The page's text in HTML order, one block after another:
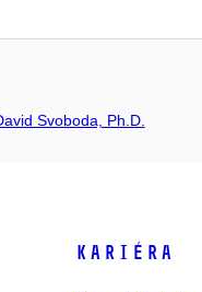
Svoboda, Ph.D.
KARIÉRA